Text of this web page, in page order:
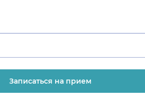
Записаться на прием